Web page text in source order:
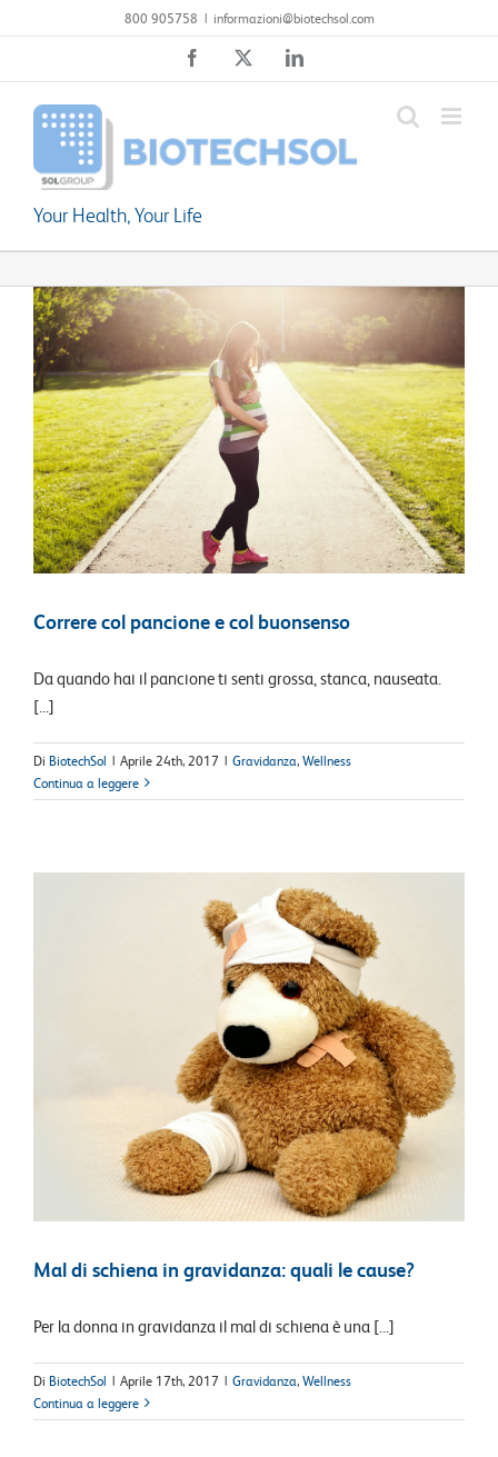
al
800 905758 | informazioni@biotechsol.com
Facebook LinkedIn
Your Health, Your Life
Correre col pancione e col buonsenso
Da quando hai il pancione ti senti grossa, stanca, nauseata.
[...]
Di BiotechSol | Aprile 24th, 2017 | Gravidanza,Wellness
Continua a leggere
Mal di schiena in gravidanza: quali le cause?
Per la donna in gravidanza il mal di schiena è una [...]
Di BiotechSol | Aprile 17th, 2017 | Gravidanza,Wellness
Continua a leggere